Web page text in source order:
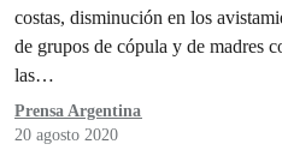
costas, disminución en los
de grupos de cópula y de madres
las…
Prensa Argentina
20 agosto 2020